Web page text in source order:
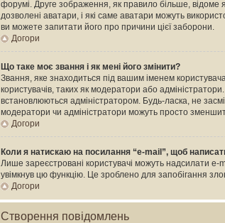
форумі. Друге зображення, як правило більше, відоме
дозволені аватари, і які саме аватари можуть
ви можете запитати його про причини цієї заборони.
Догори
Що таке моє звання і як мені його змінити?
Звання, яке знаходиться під вашим іменем
користувачів, таких як модератори або
встановлюються адміністратором. Будь-ласка, не
модератори чи адміністратори можуть просто
Догори
Коли я натискаю на посилання “e-mail”, щоб
Лише зареєстровані користувачі можуть надсилати
увімкнув цю функцію. Це зроблено для запобігання
Догори
Створення повідомлень